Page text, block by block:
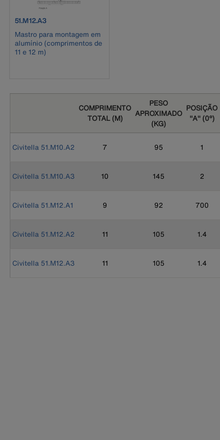
product number 51.M12.A3
51.M12.A3
Mastro para montagem em
alumínio (comprimentos de
11 e 12 m)
COMPRIMENTO
TOTAL (M)
PESO
APROXIMADO
(KG)
POSIÇÃO
''A'' (0°)
Civitella 51.M10.A2 7 95 1
Civitella 51.M10.A3 10 145 2
Civitella 51.M12.A1 9 92 700
Civitella 51.M12.A2 11 105 1.4
Civitella 51.M12.A3 11 105 1.4